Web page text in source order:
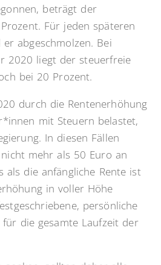
beträgt der
Für jeden späteren
abgeschmolzen. Bei
2020 liegt der steuerfreie
bei 20 Prozent.
durch die Rentenerhöhung
mit Steuern belastet,
In diesen Fällen
mehr als 50 Euro an
als die anfängliche Rente ist
in voller Höhe
persönliche
die gesamte Laufzeit der